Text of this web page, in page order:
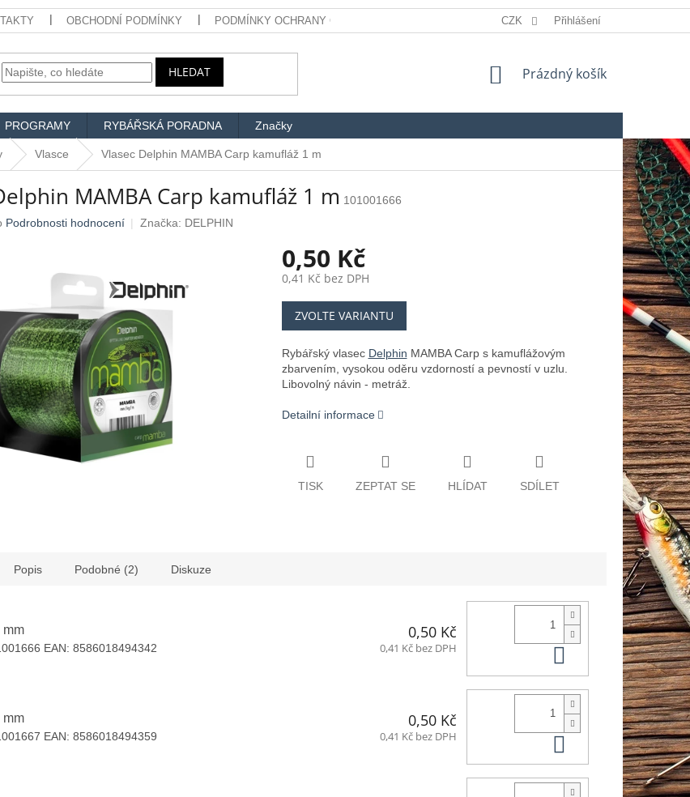
OBCHODNÍ PODMÍNKY PODMÍNKY OCHRANY OSOBNÍCH ÚDAJŮ REKLAMACE SLOVNÍK POJMŮ
CZK Přihlášení
HLEDAT
NÁKUPNÍ
Prázdný košík
PROGRAMY RYBÁŘSKÁ PORADNA Značky
Vlasce Vlasec Delphin MAMBA Carp kamufláž 1 m
MAMBA Carp kamufláž 1 m 101001666
Podrobnosti hodnocení Značka: DELPHIN
0,50 Kč
0,41 Kč bez DPH
Měrná
cena:
ZVOLTE VARIANTU
Rybářský vlasec Delphin MAMBA Carp s kamuflážovým
zbarvením, vysokou oděru vzdorností a pevností v uzlu.
Libovolný návin - metráž.
Detailní informace
TISK ZEPTAT SE HLÍDAT SDÍLET
Popis Podobné (2) Diskuze
mm
EAN: 8586018494342
0,50 Kč
0,41 Kč bez DPH Do košíku
mm
EAN: 8586018494359
0,50 Kč
0,41 Kč bez DPH Do košíku